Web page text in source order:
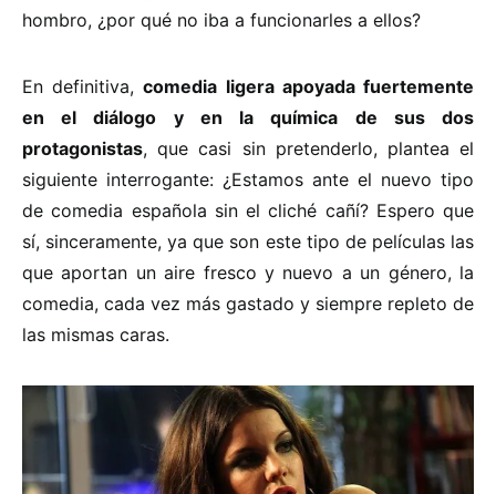
hombro, ¿por qué no iba a funcionarles a ellos?
En definitiva,comedia ligera apoyada fuertemente
en el diálogo y en la química de sus dos
protagonistas, que casi sin pretenderlo, plantea el
siguiente interrogante: ¿Estamos ante el nuevo tipo
de comedia española sin el cliché cañí? Espero que
sí, sinceramente, ya que son este tipo de películas las
que aportan un aire fresco y nuevo a un género, la
comedia, cada vez más gastado y siempre repleto de
las mismas caras.